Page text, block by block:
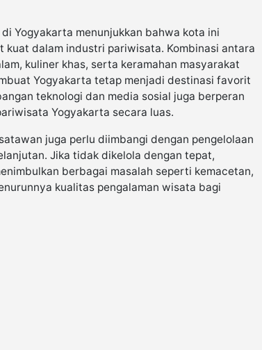
Yogyakarta menunjukkan bahwa kota ini
kuat dalam industri pariwisata. Kombinasi antara
kuliner khas, serta keramahan masyarakat
Yogyakarta tetap menjadi destinasi favorit
teknologi dan media sosial juga berperan
Yogyakarta secara luas.
juga perlu diimbangi dengan pengelolaan
Jika tidak dikelola dengan tepat,
berbagai masalah seperti kemacetan,
kualitas pengalaman wisata bagi